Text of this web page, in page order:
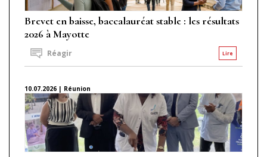
Brevet en baisse, baccalauréat stable : les résultats
2026 à Mayotte
Lire
Réagir
10.07.2026 | Réunion